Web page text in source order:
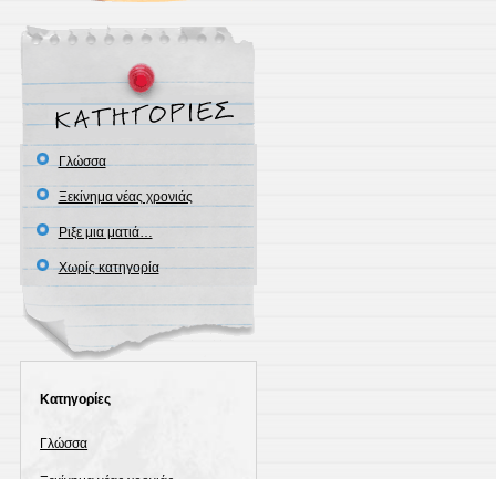
Γλώσσα
Ξεκίνημα νέας χρονιάς
Ριξε μια ματιά…
Χωρίς κατηγορία
Kατηγορίες
Γλώσσα